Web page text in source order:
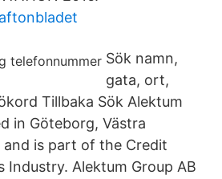
Sök namn,
gata, ort,
Tillbaka Sök Alektum
in Göteborg, Västra
and is part of the Credit
Industry. Alektum Group AB